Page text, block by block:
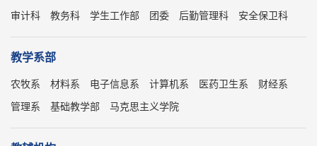
审计科
教务科 学生工作部 团委 后勤管理科 安全保卫科
教学系部
农牧系 材料系 电子信息系 计算机系 医药卫生系
财经系
管理系
基础教学部 马克思主义学院